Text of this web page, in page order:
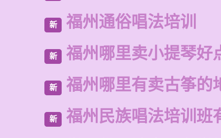
新 福州通俗唱法培训
新 福州哪里卖小提琴好
新 福州哪里有卖古筝的
新 福州民族唱法培训班